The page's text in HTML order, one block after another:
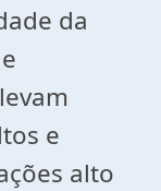
da
e
alto